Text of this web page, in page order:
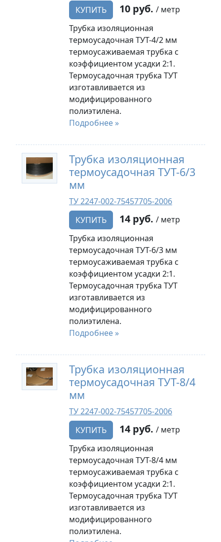
КУПИТЬ
10 руб. / метр
Трубка изоляционная
термоусадочная ТУТ-4/2 мм
термоусаживаемая трубка с
коэффициентом усадки 2:1.
Термоусадочная трубка ТУТ
изготавливается из
модифицированного
полиэтилена.
Подробнее »
Трубка изоляционная
термоусадочная ТУТ-6/3
мм
ТУ 2247-002-75457705-2006
КУПИТЬ
14 руб. / метр
Трубка изоляционная
термоусадочная ТУТ-6/3 мм
термоусаживаемая трубка с
коэффициентом усадки 2:1.
Термоусадочная трубка ТУТ
изготавливается из
модифицированного
полиэтилена.
Подробнее »
Трубка изоляционная
термоусадочная ТУТ-8/4
мм
ТУ 2247-002-75457705-2006
КУПИТЬ
14 руб. / метр
Трубка изоляционная
термоусадочная ТУТ-8/4 мм
термоусаживаемая трубка с
коэффициентом усадки 2:1.
Термоусадочная трубка ТУТ
изготавливается из
модифицированного
полиэтилена.